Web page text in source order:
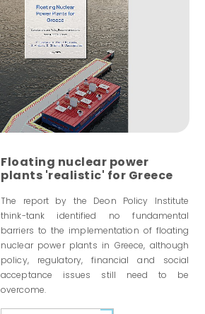
Floating nuclear power
plants 'realistic' for Greece
The report by the Deon Policy Institute
think-tank identified no fundamental
barriers to the implementation of floating
nuclear power plants in Greece, although
policy, regulatory, financial and social
acceptance issues still need to be
overcome.